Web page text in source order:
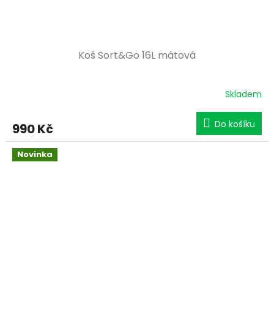
Koš Sort&Go 16L mátová
Skladem
990 Kč Do košíku
Novinka